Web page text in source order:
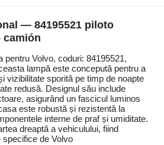
— 84195521 piloto
camión
pentru Volvo, coduri: 84195521,
lampă este concepută pentru a
vizibilitate sporită pe timp de noapte
redusă. Designul său include
asigurând un fascicul luminos
este robustă și rezistentă la
interne de praf și umiditate.
dreaptă a vehiculului, fiind
de Volvo